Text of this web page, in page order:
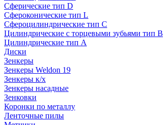
Сферические тип D
Сфероконические тип L
Сфероцилиндрические тип C
Цилиндрические с торцевыми зубьями тип B
Цилиндрические тип А
Диски
Зенкеры
Зенкеры Weldon 19
Зенкеры к/х
Зенкеры насадные
Зенковки
Коронки по металлу
Ленточные пилы